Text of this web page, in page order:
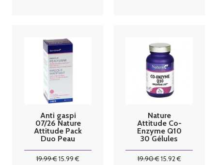
Anti gaspi
07/26 Nature
Attitude Pack
Duo Peau
masques
19.99€15.99 €
Nature
Attitude Co-
Enzyme Q10
30 Gélules
19.90€15.92€